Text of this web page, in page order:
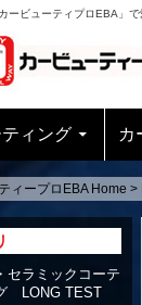
ービューティプロEBA」
ィング カ
ィープロEBA Home >
セラミックコーテ
LONG TEST